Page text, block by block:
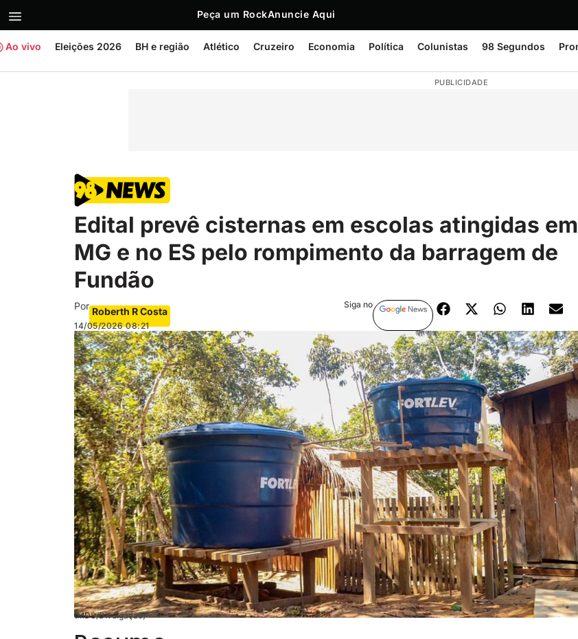
Peça um RockAnuncie Aqui
Ao vivo Eleições 2026 BH e região Atlético Cruzeiro Economia Política Colunistas 98 Segundos
PUBLICIDADE
Edital prevê cisternas em escolas atingidas em
MG e no ES pelo rompimento da barragem de
Fundão
Por Roberth R Costa
14/05/2026 08:21
Siga no
(MDS/Divulgação)